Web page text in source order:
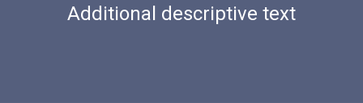
Additional descriptive text